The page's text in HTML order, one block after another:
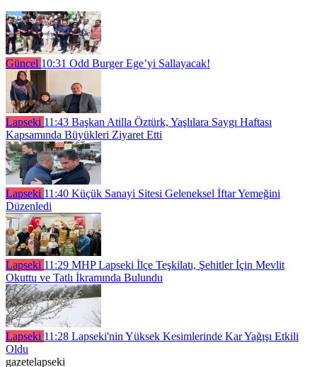
Güncel 10:31 Odd Burger Ege’yi Sallayacak!
Lapseki 11:43 Başkan Atilla Öztürk, Yaşlılara Saygı Haftası
Kapsamında Büyükleri Ziyaret Etti
Lapseki 11:40 Küçük Sanayi Sitesi Geleneksel İftar Yemeğini
Düzenledi
Lapseki 11:29 MHP Lapseki İlçe Teşkilatı, Şehitler İçin Mevlit
Okuttu ve Tatlı İkramında Bulundu
Lapseki 11:28 Lapseki'nin Yüksek Kesimlerinde Kar Yağışı Etkili
Oldu
gazetelapseki